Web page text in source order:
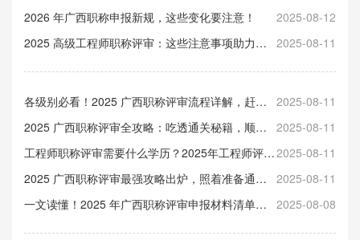
2025-08-12
2026 年广西职称申报新规，这些变化要注意！
2025-08-11
2025 高级工程师职称评审：这些注意事项助力顺利通关（附指南）
2025-08-11
各级别必看！2025 广西职称评审流程详解，赶紧收藏备用～
2025-08-11
2025 广西职称评审全攻略：吃透通关秘籍，顺利晋升不踩坑
2025-08-11
工程师职称评审需要什么学历？2025年工程师评审应具备哪些条件？
2025-08-11
2025 广西职称评审最强攻略出炉，照着准备通过率飙升（速藏）
2025-08-08
一文读懂！2025 年广西职称评审申报材料清单及注意事项